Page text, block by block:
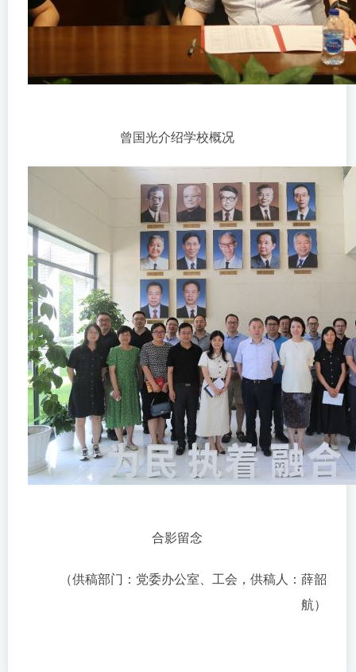
曾国光介绍学校概况
合影留念
（供稿部门：党委办公室、工会，供稿人：薛韶
航）